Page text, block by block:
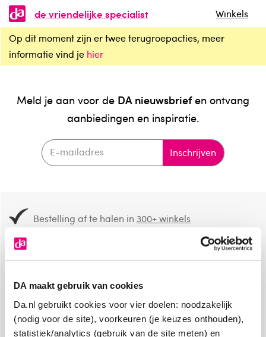
DA maakt gebruik van cookies
Da.nl gebruikt cookies voor vier doelen: noodzakelijk
(nodig voor de site), voorkeuren (je keuzes onthouden),
statistiek/analytics (gebruik van de site meten) en
de vriendelijke specialist
Winkels
Op dit moment zijn er twee terugroepacties, meer
informatie vind je hier
Meld je aan voor de DA nieuwsbriefen ontvang
aanbiedingen en inspiratie.
Inschrijven
Bestelling af te halen in300+ winkels
8.6 uit4.106 reviews
Over DA